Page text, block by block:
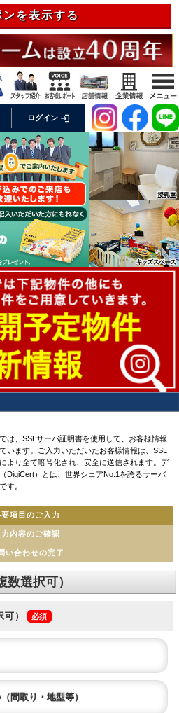
ンを表示する
ログイン login
は、SSLサーバ証明書を使用して、お客様情報
います。ご入力いただいたお客様情報は、SSL
より全て暗号化され、安全に送信されます。デ
DigiCert）とは、世界シェアNo.1を誇るサーバ
す。
項目のご入力
内容のご確認
い合わせの完了
選択可）
）
間取り・地型等）